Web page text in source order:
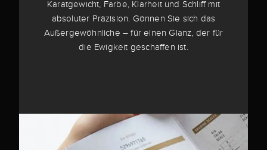
Karatgewicht, Farbe, Klarheit und Schliff mit
absoluter Präzision. Gönnen Sie sich das
Außergewöhnliche – für einen Glanz, der für
die Ewigkeit geschaffen ist.